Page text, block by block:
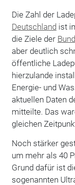
Die Zahl der
Deutschland ist
die Ziele der
aber deutlich
öffentliche
hierzulande
Energie- und
aktuellen Daten
mitteilte. Das
gleichen
Noch stärker
um mehr als 40
Grund dafür ist
sogenannten